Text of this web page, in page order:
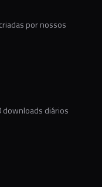
por nossos
downloads diários